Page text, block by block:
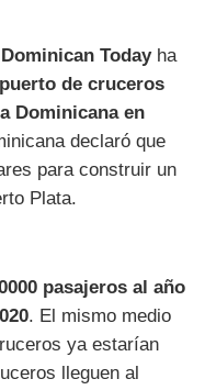
Dominican Todayha
de cruceros
Dominicana en
declaró que
para construir un
Plata.
pasajeros al año
. El mismo medio
ya estarían
lleguen al